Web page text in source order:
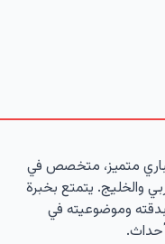
متميز، متخصص في
والخليج. يتمتع بخبرة
وموضوعيته في